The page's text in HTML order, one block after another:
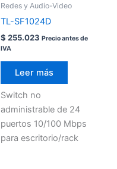
Redes y Audio-Video
TL-SF1024D
$ 255.023 Precio antes de
IVA
Leer más
Switch no
administrable de 24
puertos 10/100 Mbps
para escritorio/rack